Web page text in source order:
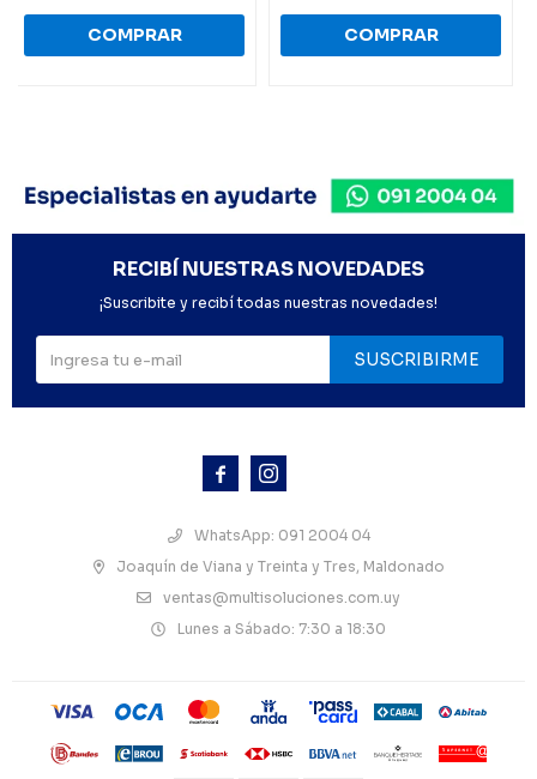
 
WhatsApp: 091 2004 04
Joaquín de Viana y Treinta y Tres, Maldonado
ventas@multisoluciones.com.uy
Lunes a Sábado: 7:30 a 18:30
RECIBÍ NUESTRAS NOVEDADES
¡Suscribite y recibí todas nuestras novedades!
SUSCRIBIRME